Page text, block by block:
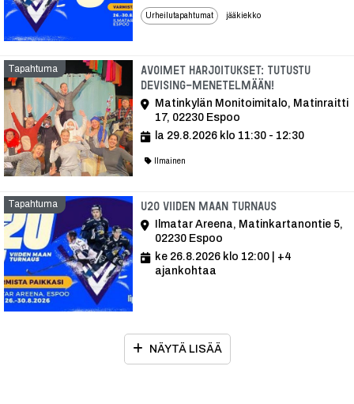
Urheilutapahtumat jääkiekko
Tapahtuma
Avoimet harjoitukset: tutustu
devising-menetelmään!
Matinkylän Monitoimitalo, Matinraitti
17, 02230 Espoo
la 29.8.2026 klo 11:30 - 12:30
Ilmainen
Tapahtuma U20 Viiden maan turnausTapahtuma
Ilmatar Areena, Matinkartanontie 5,
02230 Espoo
ke 26.8.2026 klo 12:00 | +4
ajankohtaa
NÄYTÄ LISÄÄ